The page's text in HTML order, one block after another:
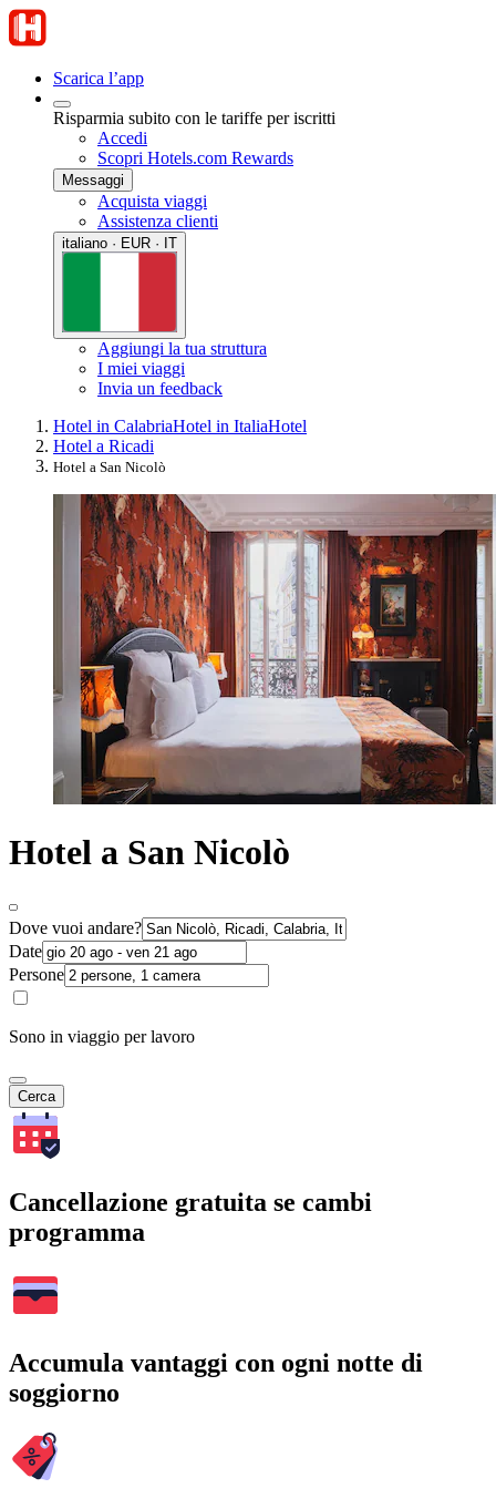
Scarica l’app
Risparmia subito con le tariffe per iscritti
Accedi
Scopri Hotels.com Rewards
Messaggi
Acquista viaggi
Assistenza clienti
italiano · EUR · IT
Aggiungi la tua struttura
I miei viaggi
Invia un feedback
Hotel in CalabriaHotel in ItaliaHotel
Hotel a Ricadi
Hotel a San Nicolò
Hotel a San Nicolò
Dove vuoi andare?
Date
Persone
Sono in viaggio per lavoro
Cerca
Cancellazione gratuita se cambi
programma
Accumula vantaggi con ogni notte di
soggiorno